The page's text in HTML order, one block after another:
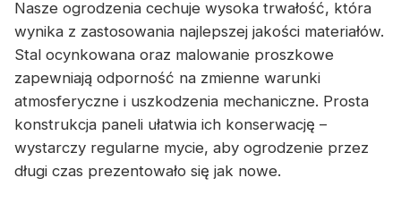
Nasze ogrodzenia cechuje wysoka trwałość, która
wynika z zastosowania najlepszej jakości materiałów.
Stal ocynkowana oraz malowanie proszkowe
zapewniają odporność na zmienne warunki
atmosferyczne i uszkodzenia mechaniczne. Prosta
konstrukcja paneli ułatwia ich konserwację –
wystarczy regularne mycie, aby ogrodzenie przez
długi czas prezentowało się jak nowe.